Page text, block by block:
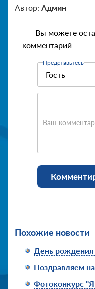
Автор: Админ
Вы можете
комментарий
Представьтесь
Ваш
Похожие новости
День
Поздравляем
Фотоконкурс